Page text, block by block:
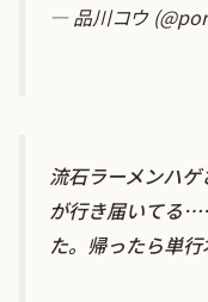
— 品川コウ
流石ラーメンハ
が行き届いてる
た。帰ったら単行